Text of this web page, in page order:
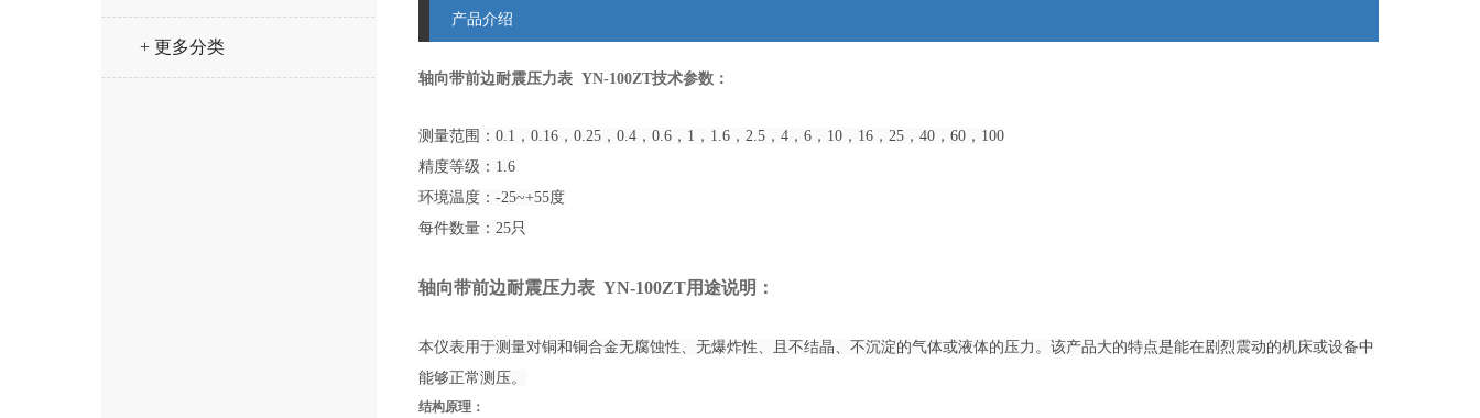
100ZT
+ 更多分类
产品介绍
轴向带前边耐震压力表 YN-100ZT技术参数：
测量范围：0.1，0.16，0.25，0.4，0.6，1，1.6，2.5，4，6，10，16，25，40，60，100
精度等级：1.6
环境温度：-25~+55度
每件数量：25只
轴向带前边耐震压力表 YN-100ZT用途说明：
本仪表用于测量对铜和铜合金无腐蚀性、无爆炸性、且不结晶、不沉淀的气体或液体的压力。该产品大的特点是能在剧烈震动的机床或设备中
能够正常测压。
结构原理：